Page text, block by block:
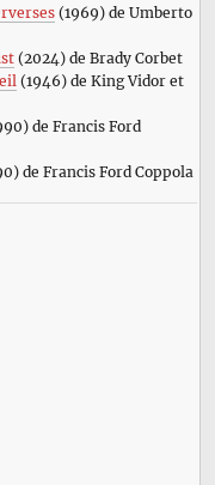
(1969) de Umberto
(2024) de Brady Corbet
(1946) de King Vidor et
de Francis Ford
de Francis Ford Coppola